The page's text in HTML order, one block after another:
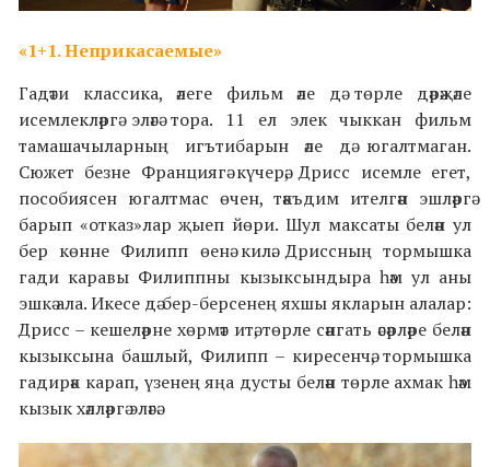
«1+1. Неприкасаемые»
Гадәти классика, әлеге фильм әле дә төрле дәрәҗәле
исемлекләргә эләгә тора. 11 ел элек чыккан фильм
тамашачыларның игътибарын әле дә югалтмаган.
Сюжет безне Франциягә күчерә, Дрисс исемле егет,
пособиясен югалтмас өчен, тәкъдим ителгән эшләргә
барып «отказ»лар җыеп йөри. Шул максаты белән ул
бер көнне Филипп өенә килә. Дриссның тормышка
гади каравы Филиппны кызыксындыра һәм ул аны
эшкә ала. Икесе дә бер-берсенең яхшы якларын алалар:
Дрисс – кешеләрне хөрмәт итә, төрле сәнгать әсәрләре белән
кызыксына башлый, Филипп – киресенчә, тормышка
гадирәк карап, үзенең яңа дусты белән төрле ахмак һәм
кызык хәлләргә эләгә.